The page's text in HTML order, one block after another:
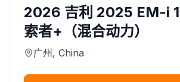
2026 吉利 2025 EM-i
索者+（混合动力）
广州 , China